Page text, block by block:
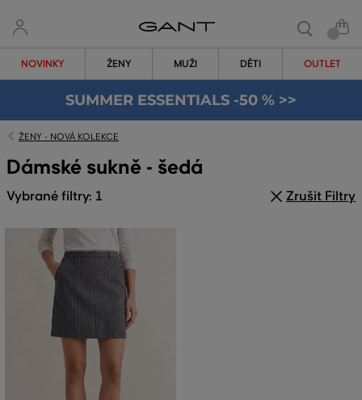
NOVINKY ŽENY MUŽI DĚTI OUTLET
SUMMER ESSENTIALS -50 % >>
ŽENY - NOVÁ KOLEKCE
Dámské sukně - šedá
Vybrané filtry: 1 Zrušit Filtry